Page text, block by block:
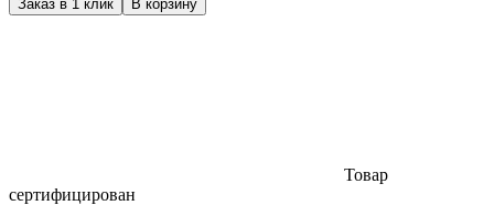
Заказ в 1 клик В корзину
Товар
сертифицирован